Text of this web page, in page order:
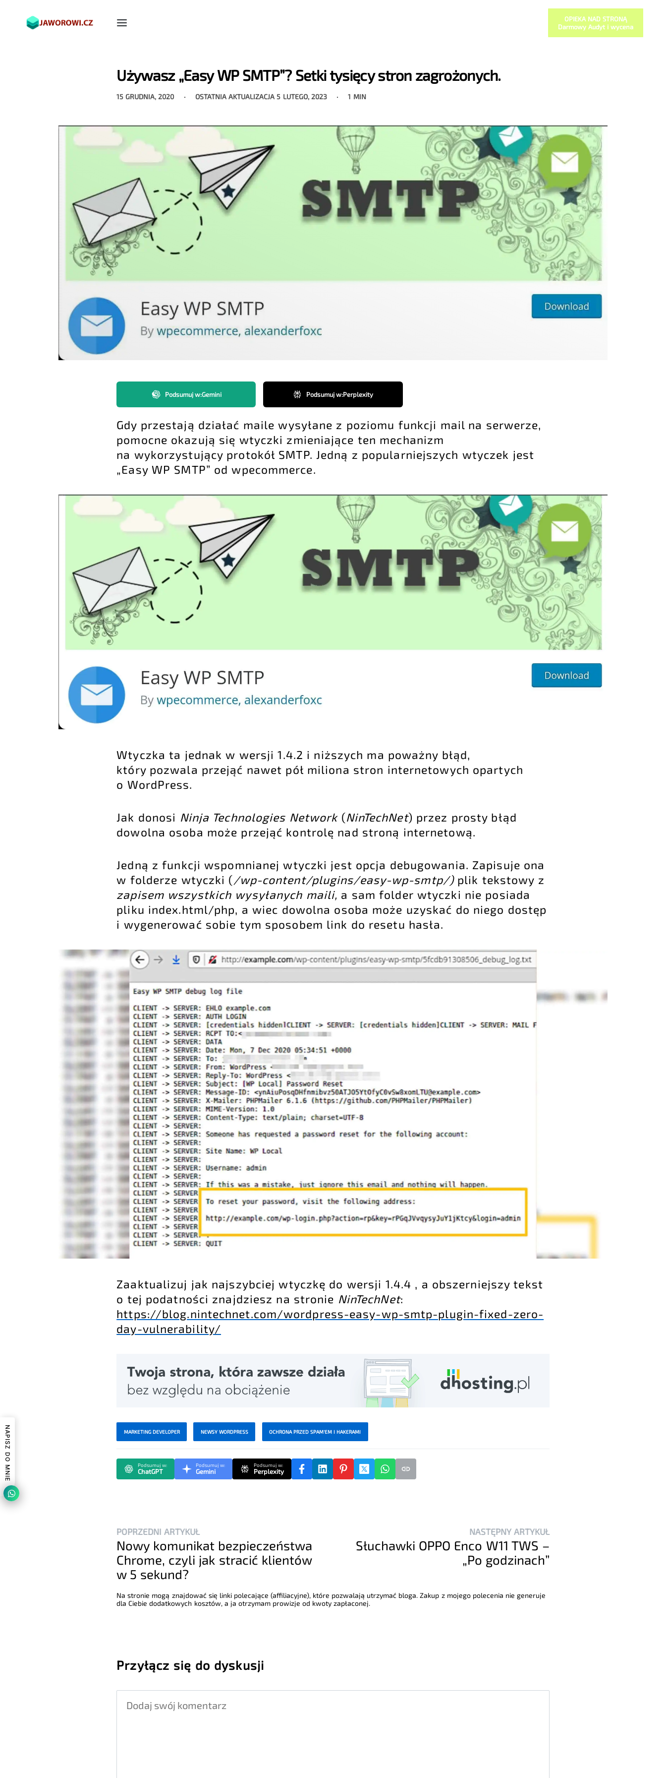
OPIEKA NAD STRONĄ
Darmowy Audyt i wycena
Używasz „Easy WP SMTP”? Setki tysięcy stron zagrożonych.
15 GRUDNIA, 2020 OSTATNIA AKTUALIZACJA 5 LUTEGO, 2023 1 MIN
Podsumuj w:Gemini Podsumuj w:Perplexity
Gdy przestają działać maile wysyłane z poziomu funkcji mail na serwerze,
pomocne okazują się wtyczki zmieniające ten mechanizm
na wykorzystujący protokół SMTP. Jedną z popularniejszych wtyczek jest
„Easy WP SMTP” od wpecommerce.
Wtyczka ta jednak w wersji 1.4.2 i niższych ma poważny błąd,
który pozwala przejąć nawet pół miliona stron internetowych opartych
o WordPress.
Jak donosi Ninja Technologies Network(NinTechNet) przez prosty błąd
dowolna osoba może przejąć kontrolę nad stroną internetową.
Jedną z funkcji wspomnianej wtyczki jest opcja debugowania. Zapisuje ona
w folderze wtyczki (/wp-content/plugins/easy-wp-smtp/) plik tekstowy z
zapisem wszystkich wysyłanych maili, a sam folder wtyczki nie posiada
pliku index.html/php, a wiec dowolna osoba może uzyskać do niego dostęp
i wygenerować sobie tym sposobem link do resetu hasła.
Zaaktualizuj jak najszybciej wtyczkę do wersji 1.4.4 , a obszerniejszy tekst
o tej podatności znajdziesz na stronie NinTechNet:
https://blog.nintechnet.com/wordpress-easy-wp-smtp-plugin-fixed-zero-
day-vulnerability/
MARKETING DEVELOPER NEWSY WORDPRESS OCHRONA PRZED SPAM'EM I HAKERAMI
Podsumuj w:
ChatGPT
Podsumuj w:
Gemini
Podsumuj w:
Perplexity
POPRZEDNI ARTYKUŁ
Nowy komunikat bezpieczeństwa
Chrome, czyli jak stracić klientów
w 5 sekund?
NASTĘPNY ARTYKUŁ
Słuchawki OPPO Enco W11 TWS –
„Po godzinach”
Na stronie mogą znajdować się linki polecające (affiliacyjne), które pozwalają utrzymać bloga. Zakup z mojego polecenia nie generuje
dla Ciebie dodatkowych kosztów, a ja otrzymam prowizje od kwoty zapłaconej.
Przyłącz się do dyskusji
NAPISZ DO MNIE